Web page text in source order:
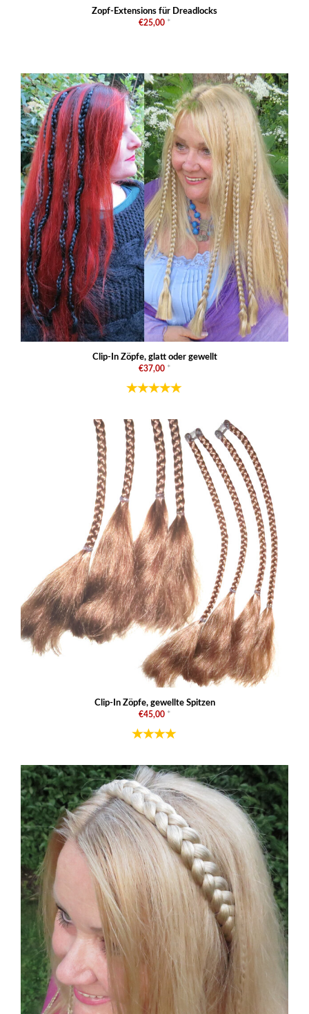
Zopf-Extensions für Dreadlocks
€25,00 *
Clip-In Zöpfe, glatt oder gewellt
€37,00 *
Clip-In Zöpfe, gewellte Spitzen
€45,00 *